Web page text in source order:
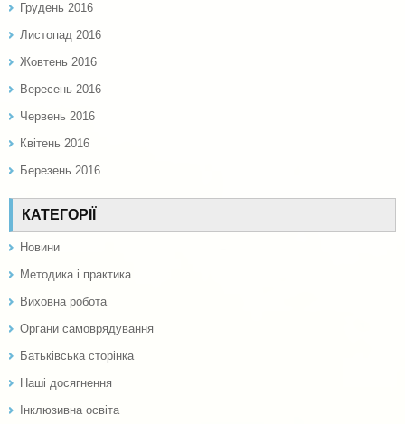
Грудень 2016
Листопад 2016
Жовтень 2016
Вересень 2016
Червень 2016
Квітень 2016
Березень 2016
КАТЕГОРІЇ
Новини
Методика і практика
Виховна робота
Органи самоврядування
Батьківська сторінка
Наші досягнення
Інклюзивна освіта